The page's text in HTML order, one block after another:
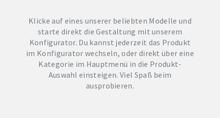
Klicke auf eines unserer beliebten Modelle und
starte direkt die Gestaltung mit unserem
Konfigurator. Du kannst jederzeit das Produkt
im Konfigurator wechseln, oder direkt über eine
Kategorie im Hauptmenü in die Produkt-
Auswahl einsteigen. Viel Spaß beim
ausprobieren.